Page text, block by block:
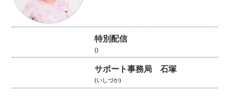
特別配信
()
サポート事務局 石塚
(いしづか)